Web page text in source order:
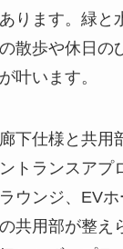
ります。緑と
散歩や休日の
叶います。
下仕様と共用
トランスアプ
ウンジ、EV
共用部が整え